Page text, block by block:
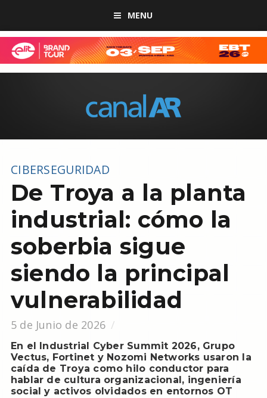
MENU
CIBERSEGURIDAD
De Troya a la planta
industrial: cómo la
soberbia sigue
siendo la principal
vulnerabilidad
5 de Junio de 2026
En el Industrial Cyber Summit 2026, Grupo
Vectus, Fortinet y Nozomi Networks usaron la
caída de Troya como hilo conductor para
hablar de cultura organizacional, ingeniería
social y activos olvidados en entornos OT